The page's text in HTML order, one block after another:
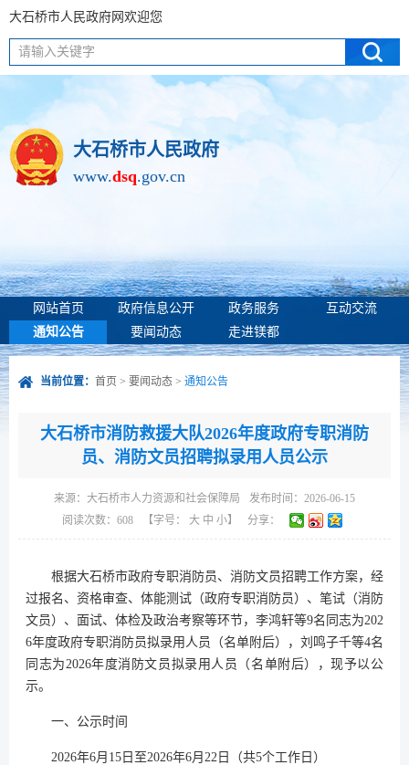
大石桥市人民政府网欢迎您
请输入关键字
大石桥市人民政府
www.dsq.gov.cn
网站首页 政府信息公开 政务服务
互动交流
通知公告
要闻动态 走进镁都
当前位置： 首页 > 要闻动态 > 通知公告
大石桥市消防救援大队2026年度政府专职消防
员、消防文员招聘拟录用人员公示
来源： 大石桥市人力资源和社会保障局
发布时间：2026-06-15
阅读次数： 608 【字号： 大 中 小】 分享：
根据大石桥市政府专职消防员、消防文员招聘工作方案，经
过报名、资格审查、体能测试（政府专职消防员）、笔试（消防
文员）、面试、体检及政治考察等环节，李鸿轩等9名同志为202
6年度政府专职消防员拟录用人员（名单附后），刘鸣子千等4名
同志为2026年度消防文员拟录用人员（名单附后），现予以公
示。
一、公示时间
2026年6月15日至2026年6月22日（共5个工作日）